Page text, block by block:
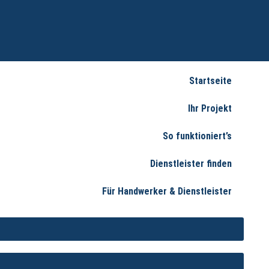
Startseite
Ihr Projekt
So funktioniert’s
Dienstleister finden
Für Handwerker & Dienstleister